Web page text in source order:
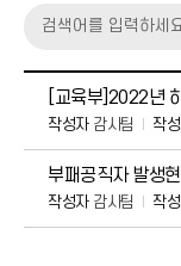
청렴소통 자료실
친인척 채용현황
[교육부]2022년
작성자감사팀 작
부패공직자 발생
작성자감사팀 작